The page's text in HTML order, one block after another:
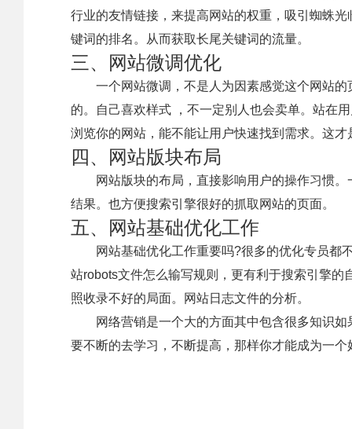
行业的友情链接，来提高网站的权重，吸引蜘蛛
键词的排名。从而获取长尾关键词的流量。
三、网站微调优化
一个网站微调，不是人为因素感觉这个网站的
的。自己喜欢样式 ，不一定别人也会卖单。站在
浏览你的网站，能不能让用户快速找到需求。这
四、网站版块布局
网站版块的布局，直接影响用户的操作习惯。
结果。也方便搜索引擎很好的抓取网站的页面。
五、网站基础优化工作
网站基础优化工作重要吗?很多的优化专员都
站robots文件怎么输写规则，更有利于搜索引擎
照收录不好的局面。网站日志文件的分析。
网络营销是一个大的方面其中包含很多知识如
要不断的去学习，不断提高，那样你才能成为一个